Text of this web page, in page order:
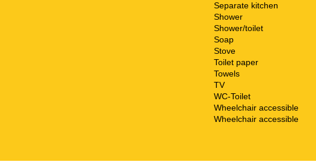
Separate kitchen
Shower
Shower/toilet
Soap
Stove
Toilet paper
Towels
TV
WC-Toilet
Wheelchair accessible
Wheelchair accessible